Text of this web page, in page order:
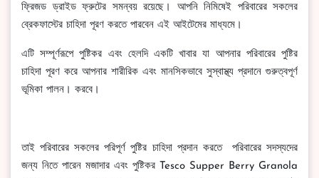
ফ্রিজড ড্রাইড ফ্রুটের সমন্বয় রয়েছে। আপনি নিমিষেই পরিবারের সকলের
ব্রেকফাস্টের চাহিদা পূরণ করতে পারবেন এই আইটেমের মাধ্যমে।
এটি সম্পূর্ণরূপে পুষ্টিকর এবং হেলদি একটি খাবার যা আপনার পরিবারের পুষ্টির
চাহিদা পূরণ করে আপনার শারীরিক এবং মানসিকভাবে সুস্বাস্থ্য প্রদানে গুরুত্বপূর্ণ
ভূমিকা পালন। করবে।
তাই পরিবারের সকলের পরিপূর্ণ পুষ্টির চাহিদা প্রদান করতে পরিবারের সদস্যদের
জন্য নিতে পারেন মজাদার এবং পুষ্টিকর Tesco Supper Berry Granola